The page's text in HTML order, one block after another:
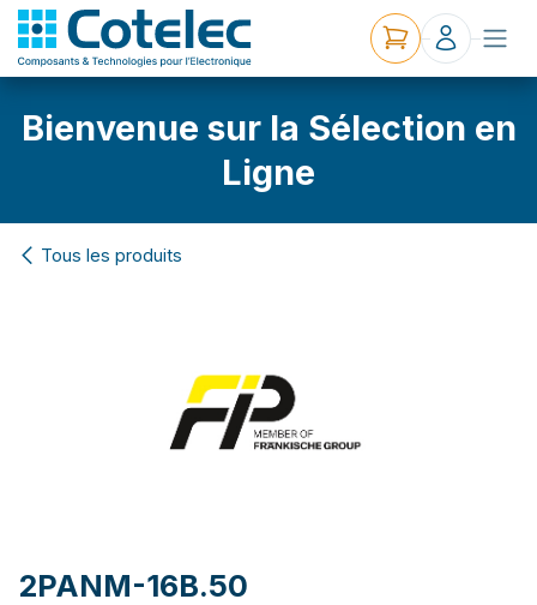
Bienvenue sur la Sélection en
Ligne
Tous les produits
2PANM-16B.50